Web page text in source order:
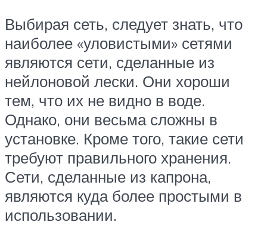
Выбирая сеть, следует знать, что
наиболее «уловистыми» сетями
являются сети, сделанные из
нейлоновой лески. Они хороши
тем, что их не видно в воде.
Однако, они весьма сложны в
установке. Кроме того, такие сети
требуют правильного хранения.
Сети, сделанные из капрона,
являются куда более простыми в
использовании.